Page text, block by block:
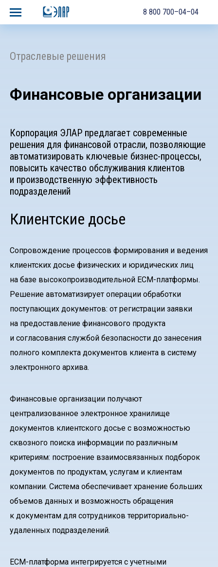
8 800 700–04–04
Отраслевые решения
Финансовые организации
Корпорация ЭЛАР предлагает современные
решения для финансовой отрасли, позволяющие
автоматизировать ключевые бизнес-процессы,
повысить качество обслуживания клиентов
и производственную эффективность
подразделений
Клиентские досье
Сопровождение процессов формирования и ведения
клиентских досье физических и юридических лиц
на базе высокопроизводительной ECM-платформы.
Решение автоматизирует операции обработки
поступающих документов: от регистрации заявки
на предоставление финансового продукта
и согласования службой безопасности до занесения
полного комплекта документов клиента в систему
электронного архива.
Финансовые организации получают
централизованное электронное хранилище
документов клиентского досье с возможностью
сквозного поиска информации по различным
критериям: построение взаимосвязанных подборок
документов по продуктам, услугам и клиентам
компании. Система обеспечивает хранение больших
объемов данных и возможность обращения
к документам для сотрудников территориально-
удаленных подразделений.
ECM-платформа интегрируется с учетными